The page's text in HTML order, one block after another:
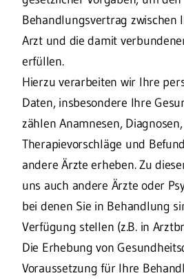
Behandlungsvertrag zwischen
Arzt und die damit
erfüllen.
Hierzu verarbeiten wir Ihre
Daten, insbesondere Ihre
zählen Anamnesen, Diagnosen,
Therapievorschläge und
andere Ärzte erheben. Zu
uns auch andere Ärzte oder
bei denen Sie in Behandlung
Verfügung stellen (z.B. in
Die Erhebung von
Voraussetzung für Ihre